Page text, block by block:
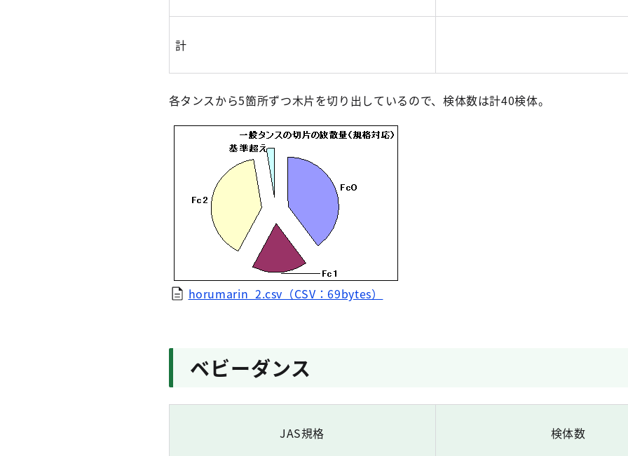
計
各タンスから5箇所ずつ木片を切り出しているので、検体数は計40検体。
horumarin_2.csv（CSV：69bytes）
ベビーダンス
JAS規格 検体数